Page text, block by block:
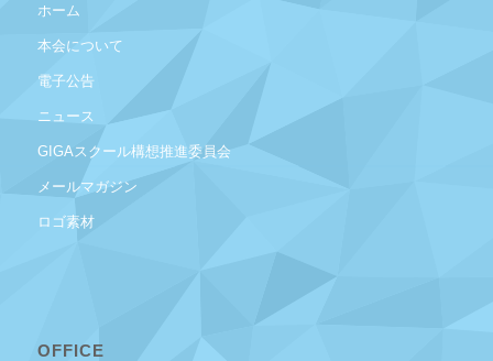
ホーム
本会について
電子公告
ニュース
GIGAスクール構想推進委員会
メールマガジン
ロゴ素材
OFFICE